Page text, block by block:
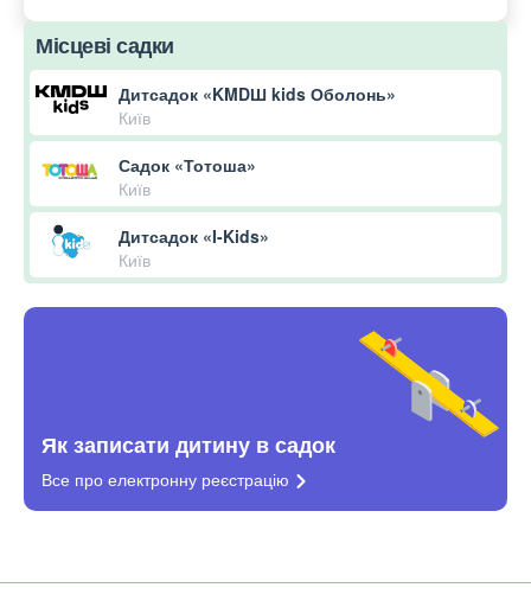
Місцеві садки
Дитсадок «KMDШ kids Оболонь»
Київ
Садок «Тотоша»
Київ
Дитсадок «I-Kids»
Київ
Як записати дитину в садок
Все про електронну реєстрацію